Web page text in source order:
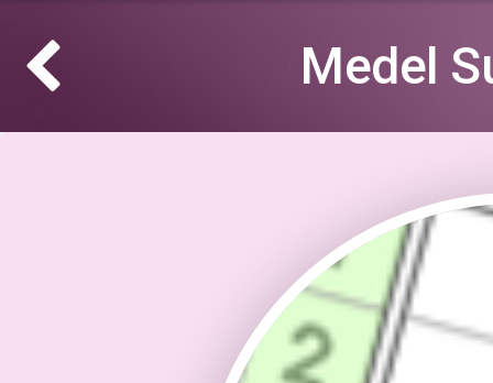
Medel